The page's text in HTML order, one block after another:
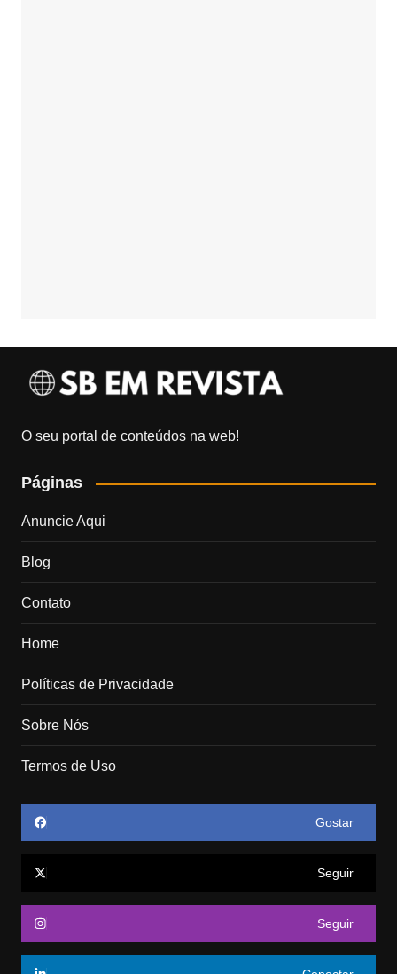
O seu portal de conteúdos na web!
Páginas
Anuncie Aqui
Blog
Contato
Home
Políticas de Privacidade
Sobre Nós
Termos de Uso
Gostar
Seguir
Seguir